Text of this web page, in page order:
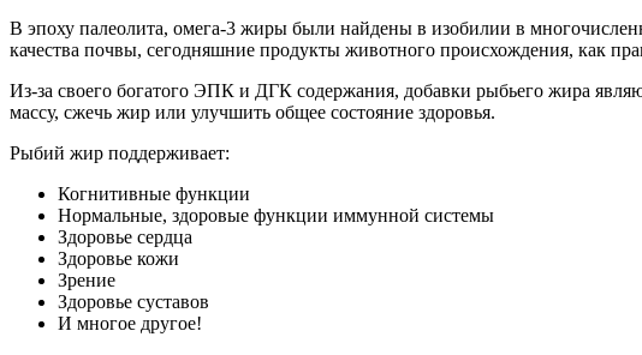
В эпоху палеолита, омега-3 жиры были найдены в изобилии в
качества почвы, сегодняшние продукты животного происхождения, как
Из-за своего богатого ЭПК и ДГК содержания, добавки рыбьего жира
массу, сжечь жир или улучшить общее состояние здоровья.
Рыбий жир поддерживает:
Когнитивные функции
Нормальные, здоровые функции иммунной системы
Здоровье сердца
Здоровье кожи
Зрение
Здоровье суставов
И многое другое!